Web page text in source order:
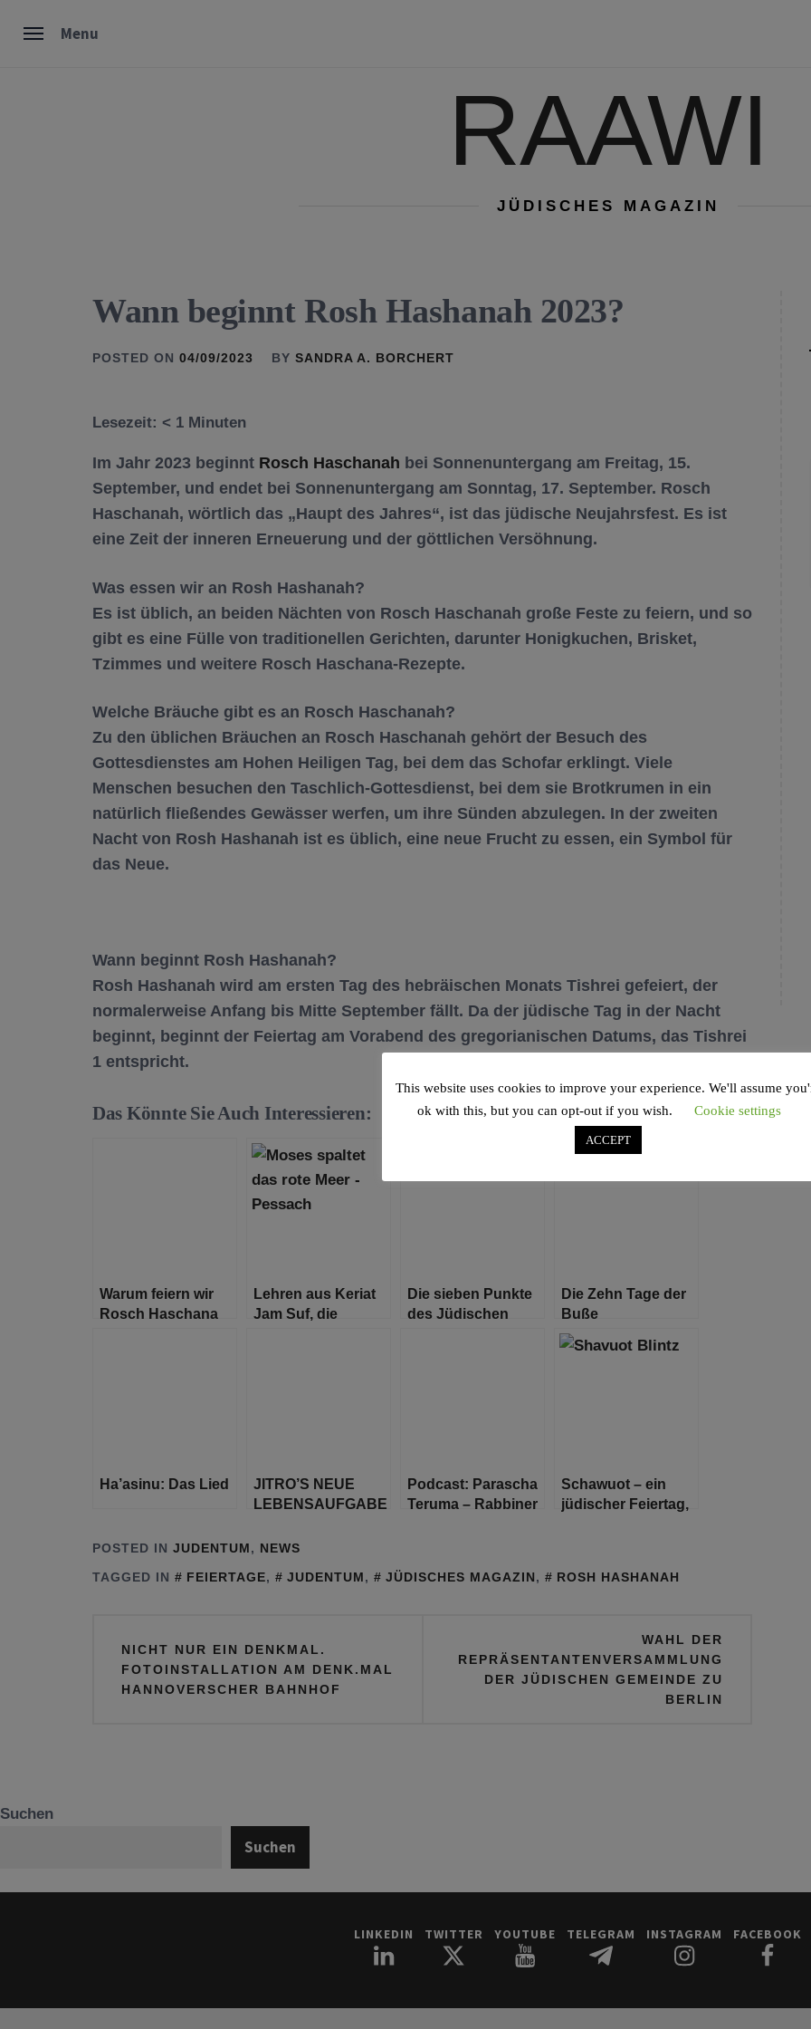
Menu
RAAWI
JÜDISCHES MAGAZIN
Wann beginnt Rosh Hashanah 2023?
POSTED ON 04/09/2023 BY SANDRA A. BORCHERT
Lesezeit: < 1 Minuten
Im Jahr 2023 beginnt Rosch Haschanah bei Sonnenuntergang am Freitag, 15.
September, und endet bei Sonnenuntergang am Sonntag, 17. September. Rosch
Haschanah, wörtlich das „Haupt des Jahres“, ist das jüdische Neujahrsfest. Es ist
eine Zeit der inneren Erneuerung und der göttlichen Versöhnung.
Was essen wir an Rosh Hashanah?
Es ist üblich, an beiden Nächten von Rosch Haschanah große Feste zu feiern, und so
gibt es eine Fülle von traditionellen Gerichten, darunter Honigkuchen, Brisket,
Tzimmes und weitere Rosch Haschana-Rezepte.
Welche Bräuche gibt es an Rosch Haschanah?
Zu den üblichen Bräuchen an Rosch Haschanah gehört der Besuch des
Gottesdienstes am Hohen Heiligen Tag, bei dem das Schofar erklingt. Viele
Menschen besuchen den Taschlich-Gottesdienst, bei dem sie Brotkrumen in ein
natürlich fließendes Gewässer werfen, um ihre Sünden abzulegen. In der zweiten
Nacht von Rosh Hashanah ist es üblich, eine neue Frucht zu essen, ein Symbol für
das Neue.
Wann beginnt Rosh Hashanah?
Rosh Hashanah wird am ersten Tag des hebräischen Monats Tishrei gefeiert, der
normalerweise Anfang bis Mitte September fällt. Da der jüdische Tag in der Nacht
beginnt, beginnt der Feiertag am Vorabend des gregorianischen Datums, das Tishrei
1 entspricht.
Das Könnte Sie Auch Interessieren:
Warum feiern wir
Rosch Haschana
Lehren aus Keriat
Jam Suf, die
Die sieben Punkte
des Jüdischen
Die Zehn Tage der
Buße
Ha’asinu: Das Lied
JITRO’S NEUE
LEBENSAUFGABE
Podcast: Parascha
Teruma – Rabbiner
Schawuot – ein
jüdischer Feiertag,
POSTED IN JUDENTUM, NEWS
TAGGED IN
FEIERTAGE, JUDENTUM, JÜDISCHES MAGAZIN, ROSH HASHANAH
NICHT NUR EIN DENKMAL.
FOTOINSTALLATION AM DENK.MAL
HANNOVERSCHER BAHNHOF
WAHL DER
REPRÄSENTANTENVERSAMMLUNG
DER JÜDISCHEN GEMEINDE ZU
BERLIN
Suchen
Suchen
LINKEDIN TWITTER YOUTUBE TELEGRAM INSTAGRAM FACEBOOK
This website uses cookies to improve your experience. We'll assume
ok with this, but you can opt-out if you wish.
Cookie settings
ACCEPT